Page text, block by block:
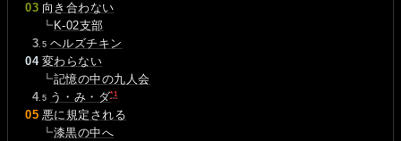
03 向き合わない
┗ K-02支部
3.5 ヘルズチキン
04 変わらない
┗記憶の中の九人会
4.5 う・み・ダ*1
05 悪に規定される
┗漆黒の中へ